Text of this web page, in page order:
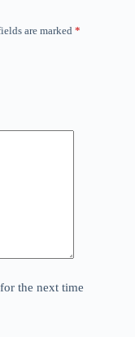
are marked *
the next time